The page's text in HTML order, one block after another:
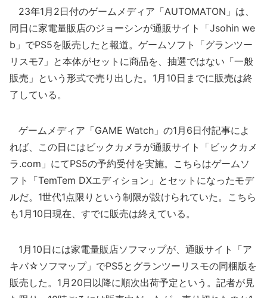
23年1月2日付のゲームメディア「AUTOMATON」は、
同日に家電量販店のジョーシンが通販サイト「Jsohin we
b」でPS5を販売したと報道。ゲームソフト「グランツー
リスモ7」と本体がセットに商品を、抽選ではない「一般
販売」という形式で売り出した。1月10日までに販売は終
了している。
ゲームメディア「GAME Watch」の1月6日付記事によ
れば、この日にはビックカメラが通販サイト「ビックカメ
ラ.com」にてPS5の予約受付を実施。こちらはゲームソ
フト「TemTem DXエディション」とセットになったモデ
ルだ。1世代1点限りという制限が設けられていた。こちら
も1月10日現在、すでに販売は終えている。
1月10日には家電量販店ソフマップが、通販サイト「ア
キバ☆ソフマップ」でPS5とグランツーリスモの同梱版を
販売した。1月20日以降に順次出荷予定という。記者が見